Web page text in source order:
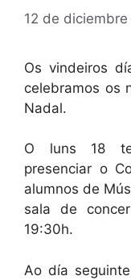
12 de
Os vindeiros
celebramos os
Nadal.
O luns 18
presenciar o
alumnos de
sala de
19:30h.
Ao día